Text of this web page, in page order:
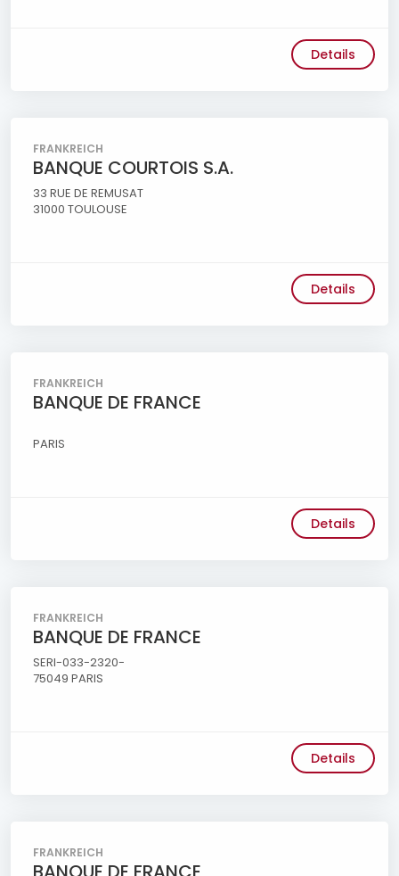
Details
FRANKREICH
BANQUE COURTOIS S.A.
33 RUE DE REMUSAT
31000 TOULOUSE
Details
FRANKREICH
BANQUE DE FRANCE
PARIS
Details
FRANKREICH
BANQUE DE FRANCE
SERI-033-2320-
75049 PARIS
Details
FRANKREICH